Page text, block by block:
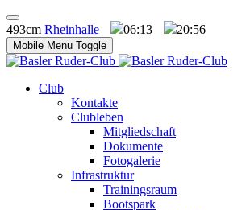
493cm Rheinhalle 06:13 20:56
Mobile Menu Toggle
Club
Kontakte
Clubleben
Mitgliedschaft
Dokumente
Fotogalerie
Infrastruktur
Trainingsraum
Bootspark